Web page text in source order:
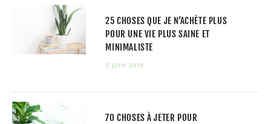
25 CHOSES QUE JE N’ACHÈTE PLUS
POUR UNE VIE PLUS SAINE ET
MINIMALISTE
2 JUIN 2019
70 CHOSES À JETER POUR